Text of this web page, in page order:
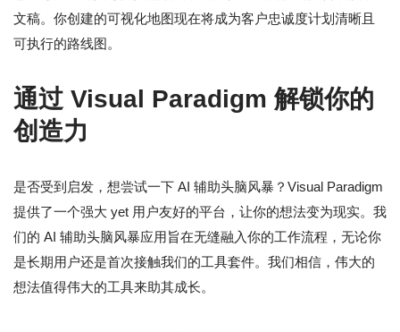
文稿。你创建的可视化地图现在将成为客户忠诚度计划清晰且
可执行的路线图。
通过 Visual Paradigm 解锁你的
创造力
是否受到启发，想尝试一下 AI 辅助头脑风暴？Visual Paradigm
提供了一个强大 yet 用户友好的平台，让你的想法变为现实。我
们的 AI 辅助头脑风暴应用旨在无缝融入你的工作流程，无论你
是长期用户还是首次接触我们的工具套件。我们相信，伟大的
想法值得伟大的工具来助其成长。